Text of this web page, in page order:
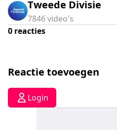
Tweede Divisie
7846video's
0 reacties
Reactie toevoegen
Login